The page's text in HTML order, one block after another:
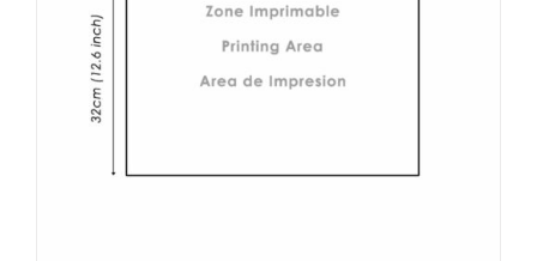
choisies
page